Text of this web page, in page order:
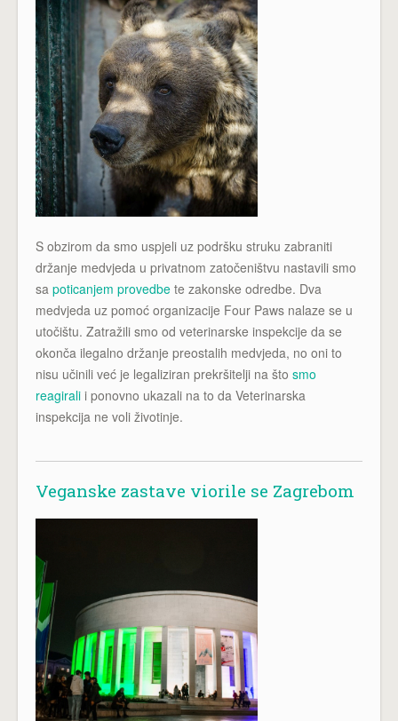
S obzirom da smo uspjeli uz podršku struku zabraniti
držanje medvjeda u privatnom zatočeništvu nastavili smo
sa poticanjem provedbe te zakonske odredbe. Dva
medvjeda uz pomoć organizacije Four Paws nalaze se u
utočištu. Zatražili smo od veterinarske inspekcije da se
okonča ilegalno držanje preostalih medvjeda, no oni to
nisu učinili već je legaliziran prekršitelji na što smo
reagirali i ponovno ukazali na to da Veterinarska
inspekcija ne voli životinje.
Veganske zastave viorile se Zagrebom